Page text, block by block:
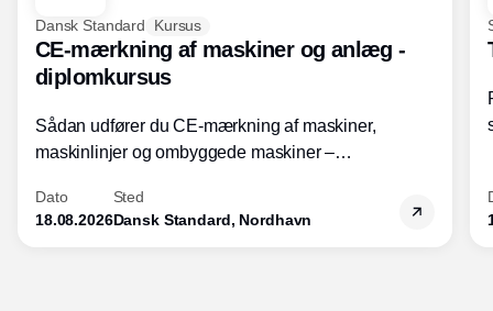
Dansk Standard Kursus
CE-mærkning af maskiner og anlæg -
diplomkursus
Sådan udfører du CE-mærkning af maskiner,
maskinlinjer og ombyggede maskiner –
Dato
18.08.2026
Sted
Dansk Standard, Nordhavn